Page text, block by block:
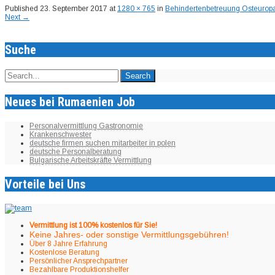
Published 23. September 2017 at1280 × 765 in Behindertenbetreuung
Next →
Suche
Neues bei Rumaenien Job
Personalvermittlung Gastronomie
Krankenschwester
deutsche firmen suchen mitarbeiter in polen
deutsche Personalberatung
Bulgarische Arbeitskräfte Vermittlung
Vorteile bei Uns
Vermittlung ist 100% kostenlos für Sie!
Keine Jahres- oder sonstige Vermittlungsgebühren!
Über 8 Jahre Erfahrung
Kostenlose Beratung
Persönlicher Ansprechpartner
Bezahlbare Produktionshelfer